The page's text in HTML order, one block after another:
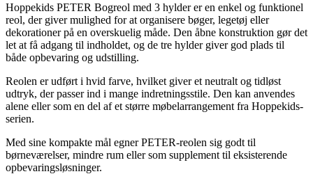
Hoppekids PETER Bogreol med 3 hylder er en enkel og funktionel
reol, der giver mulighed for at organisere bøger, legetøj eller
dekorationer på en overskuelig måde. Den åbne konstruktion gør det
let at få adgang til indholdet, og de tre hylder giver god plads til
både opbevaring og udstilling.
Reolen er udført i hvid farve, hvilket giver et neutralt og tidløst
udtryk, der passer ind i mange indretningsstile. Den kan anvendes
alene eller som en del af et større møbelarrangement fra Hoppekids-
serien.
Med sine kompakte mål egner PETER-reolen sig godt til
børneværelser, mindre rum eller som supplement til eksisterende
opbevaringsløsninger.